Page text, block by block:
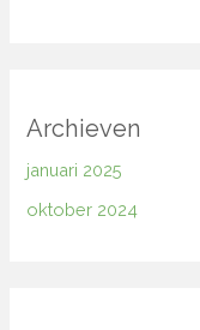
Archieven
januari 2025
oktober 2024